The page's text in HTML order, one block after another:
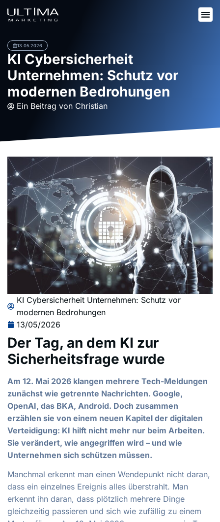
13.05.2026
KI Cybersicherheit
Unternehmen: Schutz vor
modernen Bedrohungen
Ein Beitrag von Christian
KI Cybersicherheit Unternehmen: Schutz vor
modernen Bedrohungen
13/05/2026
Der Tag, an dem KI zur
Sicherheitsfrage wurde
Am 12. Mai 2026 klangen mehrere Tech-Meldungen
zunächst wie getrennte Nachrichten. Google,
OpenAI, das BKA, Android. Doch zusammen
erzählen sie von einem neuen Kapitel der digitalen
Verteidigung: KI hilft nicht mehr nur beim Arbeiten.
Sie verändert, wie angegriffen wird – und wie
Unternehmen sich schützen müssen.
Manchmal erkennt man einen Wendepunkt nicht daran,
dass ein einzelnes Ereignis alles überstrahlt. Man
erkennt ihn daran, dass plötzlich mehrere Dinge
gleichzeitig passieren und sich wie zufällig zu einem